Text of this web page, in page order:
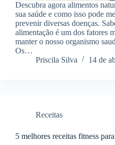
Descubra agora alimentos
sua saúde e como isso pode
prevenir diversas doenças.
alimentação é um dos fatores
manter o nosso organismo
Os…
Priscila Silva
14 de
Receitas
5 melhores receitas fitness